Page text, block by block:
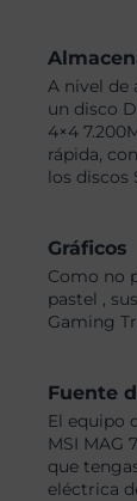
A nivel de
un disco
4×4
rápida,
los discos
Gráficos
Como no
pastel ,
Gaming
Fuente
El equipo
MSI MAG
que
eléctrica